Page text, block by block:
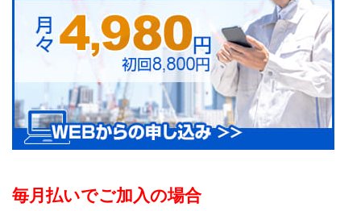
毎月払いでご加入の場合